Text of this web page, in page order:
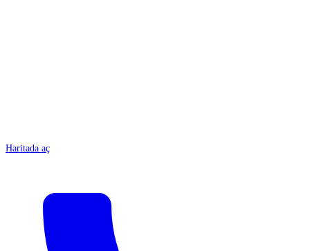
Haritada aç